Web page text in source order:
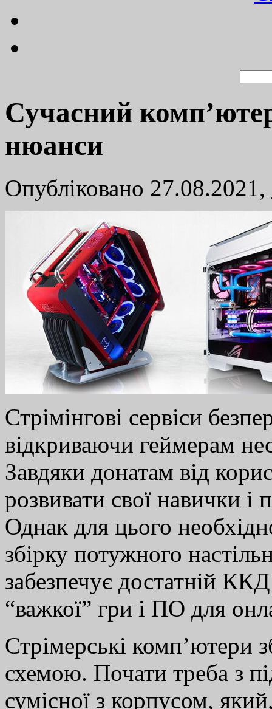
Сучасний
нюанси
Опубліковано 27.08.2021,
Стрімінгові сервіси
відкриваючи геймерам
Завдяки донатам від
розвивати свої навички
Однак для цього
збірку потужного
забезпечує достатній
“важкої” гри і ПО для
Стрімерські комп’ютери
схемою. Почати треба з
сумісної з корпусом,